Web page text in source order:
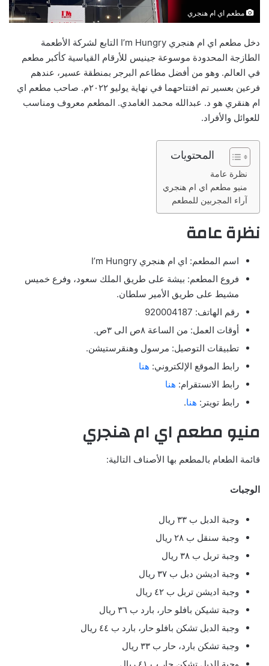
مطعم اي ام هنجري
دخل مطعم اي ام هنجري I’m Hungry التابع لشركة الأطعمة
الطازجة المحدودة موسوعة جينيس للأرقام القياسية كأكبر مطعم
في العالم. وهو من أفضل مطاعم البرجر بمنطقة عسير، عندهم
فرعين بعسير تم افتتاحهما في نهاية يوليو ٢٠٢٢م. صاحب مطعم اي
ام هنقري هو د. عبدالله محمد الغامدي. المطعم معروف ومناسب
للعوائل والأفراد.
المحتويات
نظرة عامة
منيو مطعم اي ام هنجري
آراء المجربين للمطعم
نظرة عامة
اسم المطعم: اي ام هنجري I’m Hungry
فروع المطعم: بيشة على طريق الملك سعود، وفرع خميس
مشيط على طريق الأمير سلطان.
رقم الهاتف: 920004187
أوقات العمل: من الساعة ٨ص الى ٣ص.
تطبيقات التوصيل: مرسول وهنقرستيشن.
رابط الموقع الإلكتروني: هنا
رابط الانستقرام: هنا
رابط تويتر: هنا.
منيو مطعم اي ام هنجري
قائمة الطعام بالمطعم بها الأصناف التالية:
الوجبات
وجبة الدبل ب ٣٣ ريال
وجبة سنقل ب ٢٨ ريال
وجبة تربل ب ٣٨ ريال
وجبة اديشن دبل ب ٣٧ ريال
وجبة اديشن تربل ب ٤٢ ريال
وجبة تشيكن بافلو حار، بارد ب ٣٦ ريال
وجبة الدبل تشكن بافلو حار، بارد ب ٤٤ ريال
وجبة تشكن بارد، حار ب ٣٣ ريال